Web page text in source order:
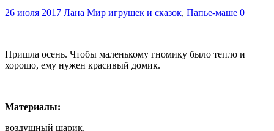
26 июля 2017 Лана Мир игрушек и сказок, Папье-маше 0
Пришла осень. Чтобы маленькому гномику было тепло и
хорошо, ему нужен красивый домик.
Материалы:
воздушный шарик,